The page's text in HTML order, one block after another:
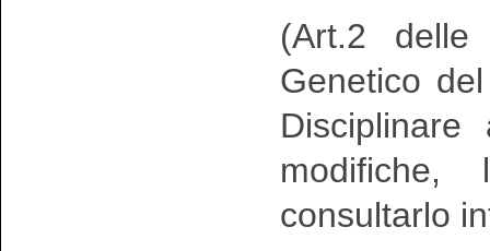
(Art.2 delle
Genetico
consultarlo